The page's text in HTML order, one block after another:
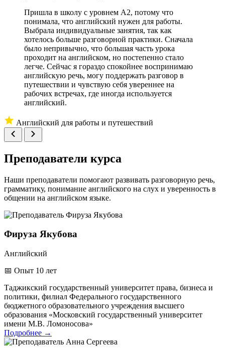
Пришла в школу с уровнем A2, потому что
понимала, что английский нужен для работы.
Выбрала индивидуальные занятия, так как
хотелось больше разговорной практики. Сначала
было непривычно, что большая часть урока
проходит на английском, но постепенно стало
легче. Сейчас я гораздо спокойнее воспринимаю
английскую речь, могу поддержать разговор в
путешествии и чувствую себя увереннее на
рабочих встречах, где иногда используется
английский.
Английский для работы и путешествий
Преподаватели курса
Наши преподаватели помогают развивать разговорную речь,
грамматику, понимание английского на слух и уверенность в
общении на английском языке.
Фируза Якубова
Английский
📅 Опыт 10 лет
Таджикский государственный университет права, бизнеса и
политики, филиал Федерального государственного
бюджетного образовательного учреждения высшего
образования «Московский государственный университет
имени М.В. Ломоносова»
Подробнее →